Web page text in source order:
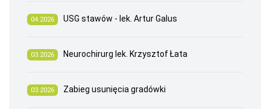
04.2026 USG stawów - lek. Artur Galus
03.2026 Neurochirurg lek. Krzysztof Łata
03.2026 Zabieg usunięcia gradówki